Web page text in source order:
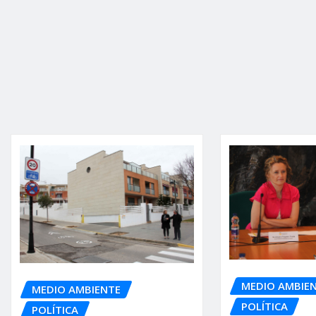
MEDIO AMBIENTE
POLÍTICA
MEDIO
POLÍTICA